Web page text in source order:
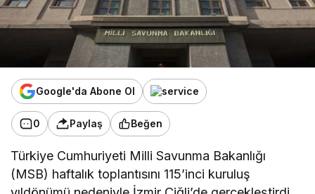
Google'da Abone Ol
0 Paylaş Beğen
Türkiye Cumhuriyeti Milli Savunma Bakanlığı
(MSB) haftalık toplantısını 115’inci kuruluş